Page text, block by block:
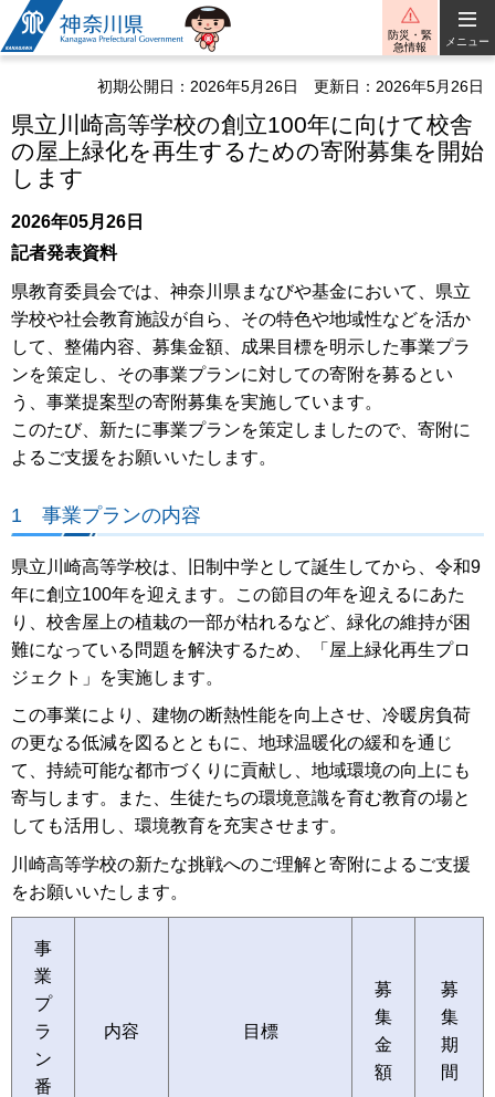
神奈川県
防災・緊
急情報
メニュー
初期公開日：2026年5月26日 更新日：2026年5月26日
県立川崎高等学校の創立100年に向けて校舎
の屋上緑化を再生するための寄附募集を開始
します
2026年05月26日
記者発表資料
県教育委員会では、神奈川県まなびや基金において、県立
学校や社会教育施設が自ら、その特色や地域性などを活か
して、整備内容、募集金額、成果目標を明示した事業プラ
ンを策定し、その事業プランに対しての寄附を募るとい
う、事業提案型の寄附募集を実施しています。
このたび、新たに事業プランを策定しましたので、寄附に
よるご支援をお願いいたします。
1 事業プランの内容
県立川崎高等学校は、旧制中学として誕生してから、令和9
年に創立100年を迎えます。この節目の年を迎えるにあた
り、校舎屋上の植栽の一部が枯れるなど、緑化の維持が困
難になっている問題を解決するため、「屋上緑化再生プロ
ジェクト」を実施します。
この事業により、建物の断熱性能を向上させ、冷暖房負荷
の更なる低減を図るとともに、地球温暖化の緩和を通じ
て、持続可能な都市づくりに貢献し、地域環境の向上にも
寄与します。また、生徒たちの環境意識を育む教育の場と
しても活用し、環境教育を充実させます。
川崎高等学校の新たな挑戦へのご理解と寄附によるご支援
をお願いいたします。
事
業
プ
ラ
ン
番
内容 目標
募
集
金
額
募
集
期
間